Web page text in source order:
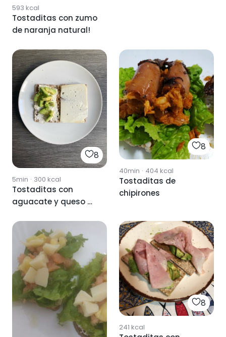
593 kcal
Tostaditas con zumo
de naranja natural!
8
5min · 300 kcal
Tostaditas con
aguacate y queso 🥑
8
40min · 404 kcal
Tostaditas de
chipirones
8
241 kcal